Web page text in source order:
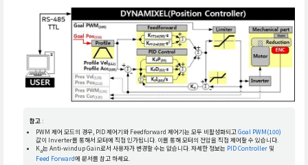
참고 :
PWM 제어 모드의 경우, PID 제어기와 Feedforward 제어기는 모두 비활성화되고Goal PWM(100)
값이 Inverter를 통해서 모터에 직접 인가됩니다. 이를 통해 모터의 전압을 직접 제어할 수 있습니다.
Ka는 Anti-windup Gain로서 사용자가 변경할 수는 없습니다. 자세한 정보는 PID Controller및
Feed Forward에 문서를 참고 하세요.